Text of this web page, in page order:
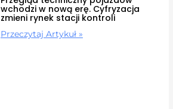
wchodzi w nową erę. Cyfryzacja
zmieni rynek stacji kontroli
Przeczytaj Artykuł »